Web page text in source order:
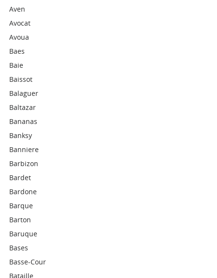
Aven
Avocat
Avoua
Baes
Baie
Baissot
Balaguer
Baltazar
Bananas
Banksy
Banniere
Barbizon
Bardet
Bardone
Barque
Barton
Baruque
Bases
Basse-Cour
Bataille